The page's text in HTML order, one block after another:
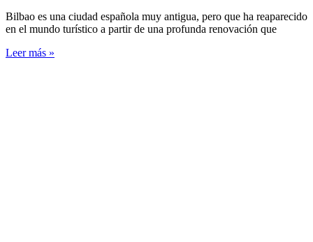
Bilbao es una ciudad española muy antigua, pero que ha reaparecido
en el mundo turístico a partir de una profunda renovación que
Leer más »